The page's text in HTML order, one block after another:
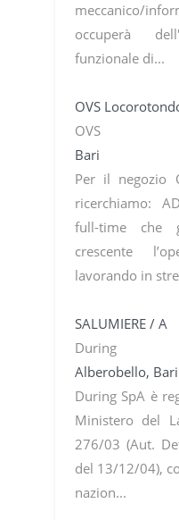
meccanico/
occuperà
funzionale di...
OVS
OVS
Bari
Per il negozio
ricerchiamo:
full-time che
crescente
lavorando in
SALUMIERE / A
During
Alberobello, Bari
During SpA è
Ministero del
276/03 (Aut.
del 13/12/04),
nazion...